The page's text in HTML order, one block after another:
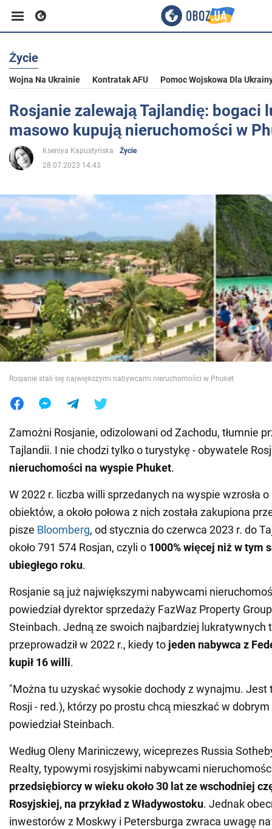
Biznes
Sport
Rozrywka
Polityka
Społeczeństwo
Wojna na Ukrainie
Świat
Jedzenie
Życie
Wojna Na Ukrainie Kontratak AFU Pomoc Wojskowa Dla
Rosjanie zalewają Tajlandię: bogaci
masowo kupują nieruchomości w
Kseniya Kapustyńska
Życie
28.07.2023 14:43
Rosjanie stali się największymi nabywcami nieruchomości w Phuket
Zamożni Rosjanie, odizolowani od Zachodu, tłumnie
Tajlandii. I nie chodzi tylko o turystykę - obywatele
nieruchomości na wyspie Phuket.
W 2022 r. liczba willi sprzedanych na wyspie wzrosła o
obiektów, a około połowa z nich została zakupiona
pisze Bloomberg, od stycznia do czerwca 2023 r. do
około 791 574 Rosjan, czyli o 1000% więcej niż w tym
ubiegłego roku.
Rosjanie są już największymi nabywcami
powiedział dyrektor sprzedaży FazWaz Property
Steinbach. Jedną ze swoich najbardziej lukratywnych
przeprowadził w 2022 r., kiedy to jeden nabywca z
kupił 16 willi.
"Można tu uzyskać wysokie dochody z wynajmu. Jest
Rosji - red.), którzy po prostu chcą mieszkać w
powiedział Steinbach.
Według Oleny Mariniczewy, wiceprezes Russia
Realty, typowymi rosyjskimi nabywcami
przedsiębiorcy w wieku około 30 lat ze wschodniej
Rosyjskiej, na przykład z Władywostoku. Jednak
inwestorów z Moskwy i Petersburga zwraca uwagę